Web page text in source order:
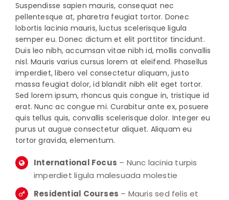
Suspendisse sapien mauris, consequat nec
pellentesque at, pharetra feugiat tortor. Donec
lobortis lacinia mauris, luctus scelerisque ligula
semper eu. Donec dictum et elit porttitor tincidunt.
Duis leo nibh, accumsan vitae nibh id, mollis convallis
nisl. Mauris varius cursus lorem at eleifend. Phasellus
imperdiet, libero vel consectetur aliquam, justo
massa feugiat dolor, id blandit nibh elit eget tortor.
Sed lorem ipsum, rhoncus quis congue in, tristique id
erat. Nunc ac congue mi. Curabitur ante ex, posuere
quis tellus quis, convallis scelerisque dolor. Integer eu
purus ut augue consectetur aliquet. Aliquam eu
tortor gravida, elementum.
International Focus – Nunc lacinia turpis
imperdiet ligula malesuada molestie
Residential Courses – Mauris sed felis et